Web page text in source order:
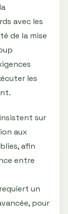
avec les
de la mise
les
sur
aux
afin
entre
un
pour